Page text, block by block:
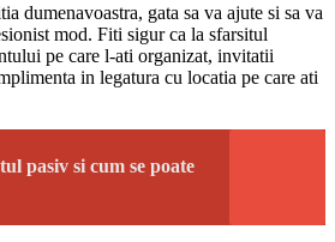
dumenavoastra, gata sa va ajute si sa va
mod. Fiti sigur ca la sfarsitul
pe care l-ati organizat, invitatii
in legatura cu locatia pe care ati
pasiv si cum se poate